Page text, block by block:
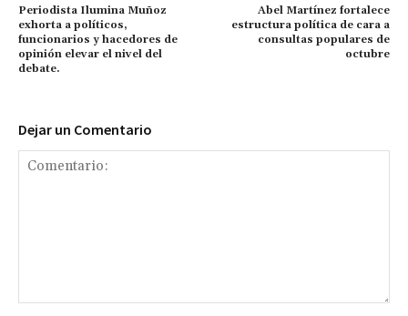
Periodista Ilumina Muñoz
exhorta a políticos,
funcionarios y hacedores de
opinión elevar el nivel del
debate.
Abel Martínez fortalece
estructura política de cara a
consultas populares de
octubre
Dejar un Comentario